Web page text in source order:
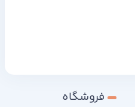
فروشگاه